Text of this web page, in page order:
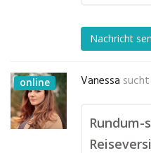
Nachricht
online Vanessa
Rundum-